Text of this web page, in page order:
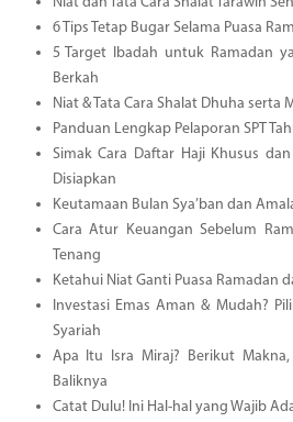
6 Tips Tetap Bugar Selama Puasa
5 Target Ibadah untuk Ramadan
Berkah
Niat & Tata Cara Shalat Dhuha serta
Panduan Lengkap Pelaporan SPT
Simak Cara Daftar Haji Khusus
Disiapkan
Keutamaan Bulan Sya’ban dan
Cara Atur Keuangan Sebelum
Tenang
Ketahui Niat Ganti Puasa Ramadan
Investasi Emas Aman & Mudah?
Syariah
Apa Itu Isra Miraj? Berikut
Baliknya
Catat Dulu! Ini Hal-hal yang Wajib